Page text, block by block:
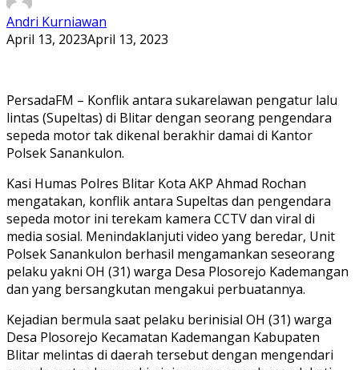
Andri Kurniawan
April 13, 2023April 13, 2023
PersadaFM – Konflik antara sukarelawan pengatur lalu
lintas (Supeltas) di Blitar dengan seorang pengendara
sepeda motor tak dikenal berakhir damai di Kantor
Polsek Sanankulon.
Kasi Humas Polres Blitar Kota AKP Ahmad Rochan
mengatakan, konflik antara Supeltas dan pengendara
sepeda motor ini terekam kamera CCTV dan viral di
media sosial. Menindaklanjuti video yang beredar, Unit
Polsek Sanankulon berhasil mengamankan seseorang
pelaku yakni OH (31) warga Desa Plosorejo Kademangan
dan yang bersangkutan mengakui perbuatannya.
Kejadian bermula saat pelaku berinisial OH (31) warga
Desa Plosorejo Kecamatan Kademangan Kabupaten
Blitar melintas di daerah tersebut dengan mengendari